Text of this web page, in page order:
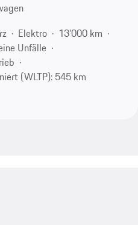
Elektro
13'000 km
Unfälle
(WLTP): 545 km